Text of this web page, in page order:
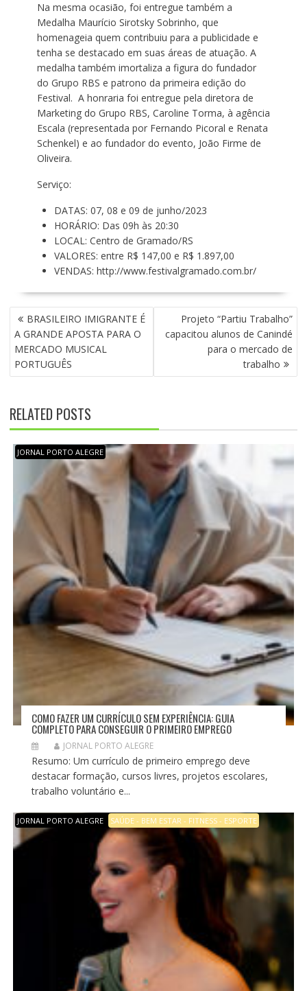
Na mesma ocasião, foi entregue também a
Medalha Maurício Sirotsky Sobrinho, que
homenageia quem contribuiu para a publicidade e
tenha se destacado em suas áreas de atuação. A
medalha também imortaliza a figura do fundador
do Grupo RBS e patrono da primeira edição do
Festival. A honraria foi entregue pela diretora de
Marketing do Grupo RBS, Caroline Torma, à agência
Escala (representada por Fernando Picoral e Renata
Schenkel) e ao fundador do evento, João Firme de
Oliveira.
Serviço:
DATAS: 07, 08 e 09 de junho/2023
HORÁRIO: Das 09h às 20:30
LOCAL: Centro de Gramado/RS
VALORES: entre R$ 147,00 e R$ 1.897,00
VENDAS: http://www.festivalgramado.com.br/
N
A
V
G
Ç
Ã
O
D
T
BRASILEIRO IMIGRANTE É
A GRANDE APOSTA PARA O
MERCADO MUSICAL
PORTUGUÊS
Projeto “Partiu Trabalho”
capacitou alunos de Canindé
para o mercado de
trabalho
RELATED POSTS
JORNAL PORTO ALEGRE
COMO FAZER UM CURRÍCULO SEM EXPERIÊNCIA: GUIA
COMPLETO PARA CONSEGUIR O PRIMEIRO EMPREGO
JORNAL PORTO ALEGRE
Resumo: Um currículo de primeiro emprego deve
destacar formação, cursos livres, projetos escolares,
trabalho voluntário e...
JORNAL PORTO ALEGRE SAÚDE - BEM ESTAR - FITNESS - ESPORTE